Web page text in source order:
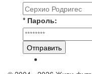
* Пароль:
Отправить